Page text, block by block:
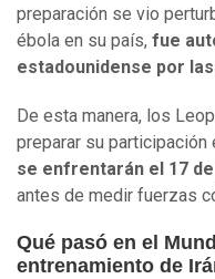
preparación se vio
ébola en su país, fue
estadounidense por
De esta manera, los
preparar su participación
se enfrentarán el 17
antes de medir fuerzas
Qué pasó en el
entrenamiento de